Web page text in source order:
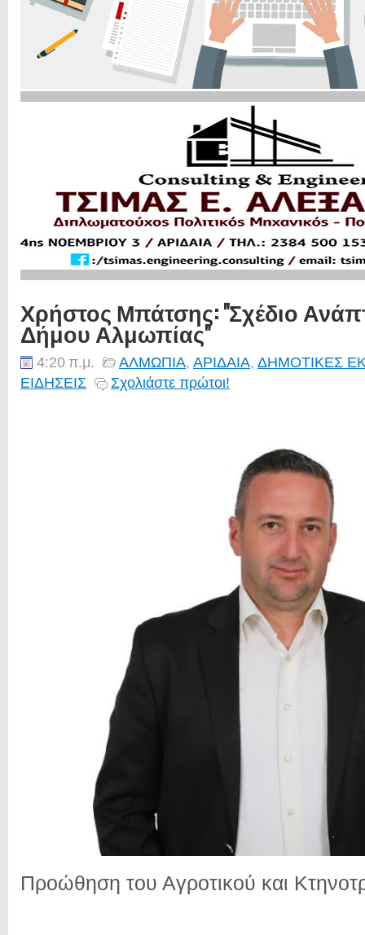
Χρήστος Μπάτσης: "Σχέδιο
Δήμου Αλμωπίας"
4:20 π.μ. ΑΛΜΩΠΙΑ, ΑΡΙΔΑΙΑ, ΔΗΜΟΤΙΚΕΣ
ΕΙΔΗΣΕΙΣ
Σχολιάστε πρώτοι!
Προώθηση του Αγροτικού και